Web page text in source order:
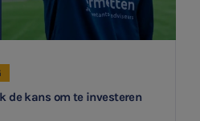
de kans om te investeren